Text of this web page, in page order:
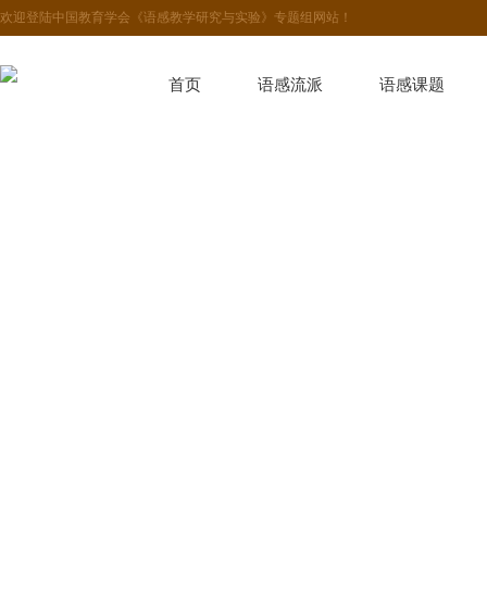
欢迎登陆中国教育学会《语感教学研究与实验》专题组网站！
首页 语感流派 语感课题